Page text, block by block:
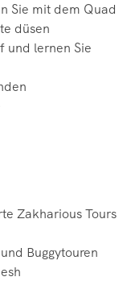
Sie mit dem Quad
düsen
und lernen Sie
Zakharious Tours
Buggytouren